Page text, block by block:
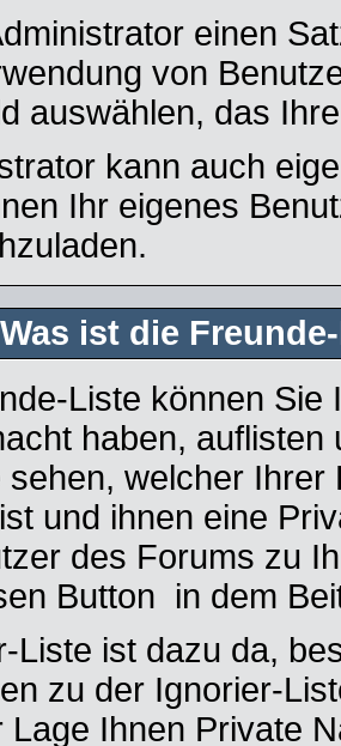
einen
von
auswählen, das
kann auch
Ihr eigenes
Was ist die
Liste können
haben,
sehen, welcher
und ihnen eine
des Forums zu
Button in dem
Liste ist dazu da,
zu der Ignorier-
Lage Ihnen Private